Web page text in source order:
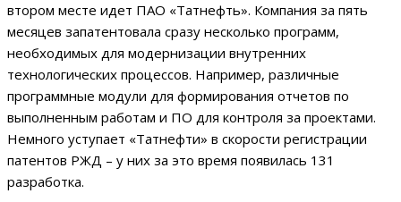
втором месте идет ПАО «Татнефть». Компания за пять
месяцев запатентовала сразу несколько программ,
необходимых для модернизации внутренних
технологических процессов. Например, различные
программные модули для формирования отчетов по
выполненным работам и ПО для контроля за проектами.
Немного уступает «Татнефти» в скорости регистрации
патентов РЖД – у них за это время появилась 131
разработка.